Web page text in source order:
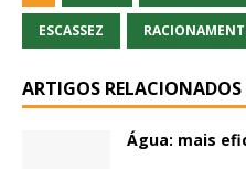
ESCASSEZ
ARTIGOS RELACIONADOS
Água: mais